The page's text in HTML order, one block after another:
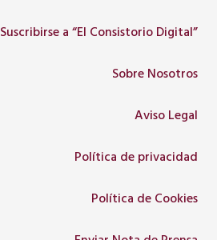
Suscribirse a “El Consistorio Digital”
Sobre Nosotros
Aviso Legal
Política de privacidad
Política de Cookies